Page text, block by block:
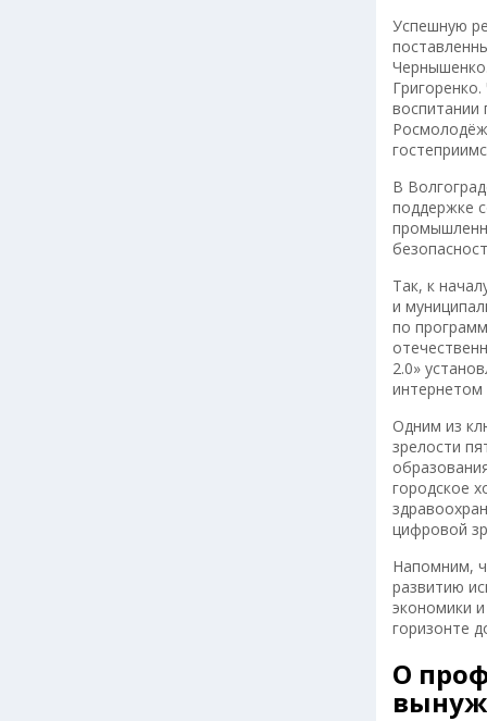
Успешную
воспитании
В
поддержке
Так, к
и
по
2.0»
интернетом
Одним из
зрелости
городское
цифровой
Напомним,
развитию
экономики
горизонте
О